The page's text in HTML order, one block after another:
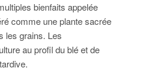
bienfaits appelée
comme une plante sacrée
les grains. Les
au profil du blé et de